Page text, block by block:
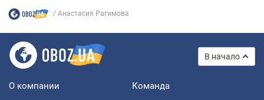
Анастасия Рагимова
В начало
О компании Команда